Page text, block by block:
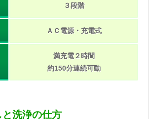
３段階
ＡＣ電源・充電式
満充電２時間
約150分連続可動
洗浄の仕方